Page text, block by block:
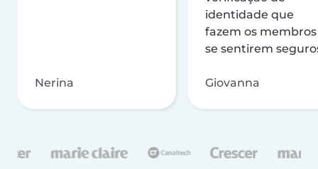
Nerina
identidade que
fazem os membros
se sentirem
Giovanna